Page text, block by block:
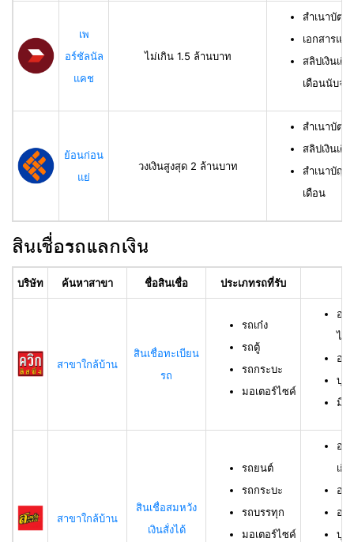
เพ
อร์ชัลนัล
แคช
ไม่เกิน 1.5 ล้านบาท
สำเนาบัตร
เอกสารแส
สลิปเงินเ
เดือนนับจ
ย้อนก่อน
แย่
วงเงินสูงสุด 2 ล้านบาท
สำเนาบัต
สลิปเงินเดื
สำเนาบัญชี
เดือน
สินเชื่อรถแลกเงิน
บริษัท ค้นหาสาขา ชื่อสินเชื่อ ประเภทรถที่รับ
สาขาใกล้บ้าน
สินเชื่อทะเบียน
รถ
รถเก๋ง
รถตู้
รถกระบะ
มอเตอร์ไซค์
อา
ไม่
อา
บุค
มีชื่
สาขาใกล้บ้าน
สินเชื่อสมหวัง
เงินสั่งได้
รถยนต์
รถกระบะ
รถบรรทุก
มอเตอร์ไซค์
อา
เกิ
อา
อา
บุค